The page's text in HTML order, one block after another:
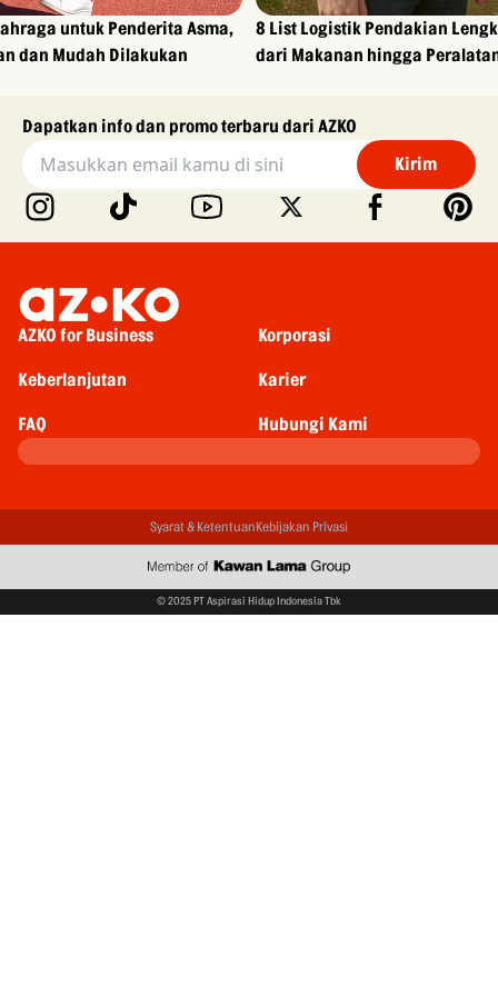
untuk Penderita Asma,
dan Mudah Dilakukan
8 List Logistik Pendakian
dari Makanan hingga
Dapatkan info dan promo terbaru dari AZKO
Kirim
AZKO for Business Korporasi
Keberlanjutan Karier
FAQ Hubungi Kami
Syarat & KetentuanKebijakan Privasi
© 2025 PT Aspirasi Hidup Indonesia Tbk